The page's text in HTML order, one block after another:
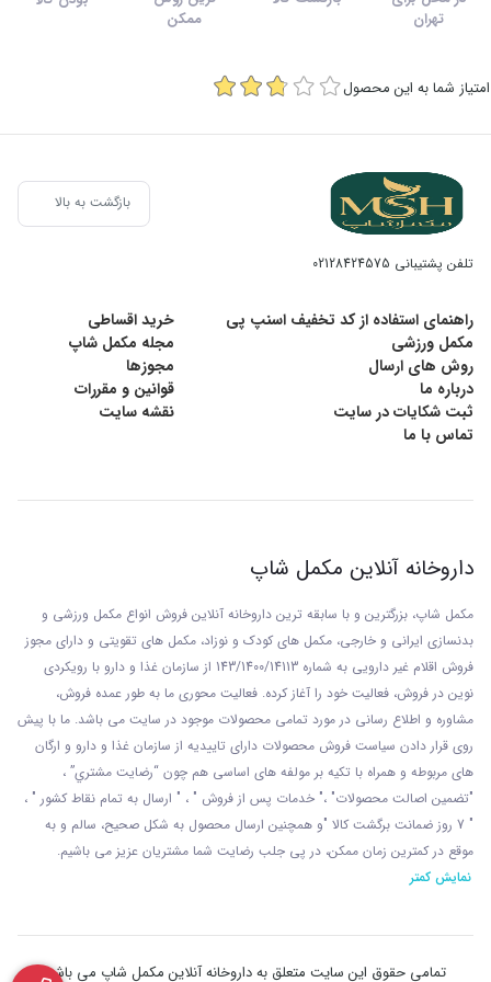
تهران
ممکن
امتیاز شما به این محصول
بازگشت به بالا
تلفن پشتیبانی 02128424575
راهنمای استفاده از کد تخفیف اسنپ پی
خرید اقساطی
مکمل ورزشی
مجله مکمل شاپ
روش های ارسال
مجوزها
درباره ما
قوانین و مقررات
ثبت شکایات در سایت
نقشه سایت
تماس با ما
داروخانه آنلاین مکمل شاپ
مکمل شاپ، بزرگترین و با سابقه ترین داروخانه آنلاین فروش انواع مکمل ورزشی و
بدنسازی ایرانی و خارجی، مکمل های کودک و نوزاد، مکمل های تقویتی و دارای مجوز
فروش اقلام غیر دارویی به شماره 143/1400/14113 از
سازمان غذا و دارو با رويکردی
نوين در فروش، فعاليت خود را آغاز کرده. فعاليت محوری ما به طور عمده فروش،
مشاوره و اطلاع رسانی در مورد تمامی محصولات موجود در سایت می باشد. ما با پيش
روی قرار دادن سياست فروش محصولات دارای تاييديه از سازمان غذا و دارو و ارگان
های مربوطه و همراه با تکيه بر مولفه های اساسی هم چون “رضايت مشتري” ،
"تضمين اصالت محصولات" ،" خدمات پس از فروش " ، " ارسال به تمام نقاط کشور " ،
" 7 روز ضمانت برگشت کالا "و همچنين ارسال محصول به شکل صحيح، سالم و به
موقع در کمترين زمان ممکن، در پی جلب رضايت شما مشتريان عزیز می باشيم.
نمایش کمتر
تمامی حقوق این سایت متعلق به داروخانه آنلاین مکمل شاپ می باشد